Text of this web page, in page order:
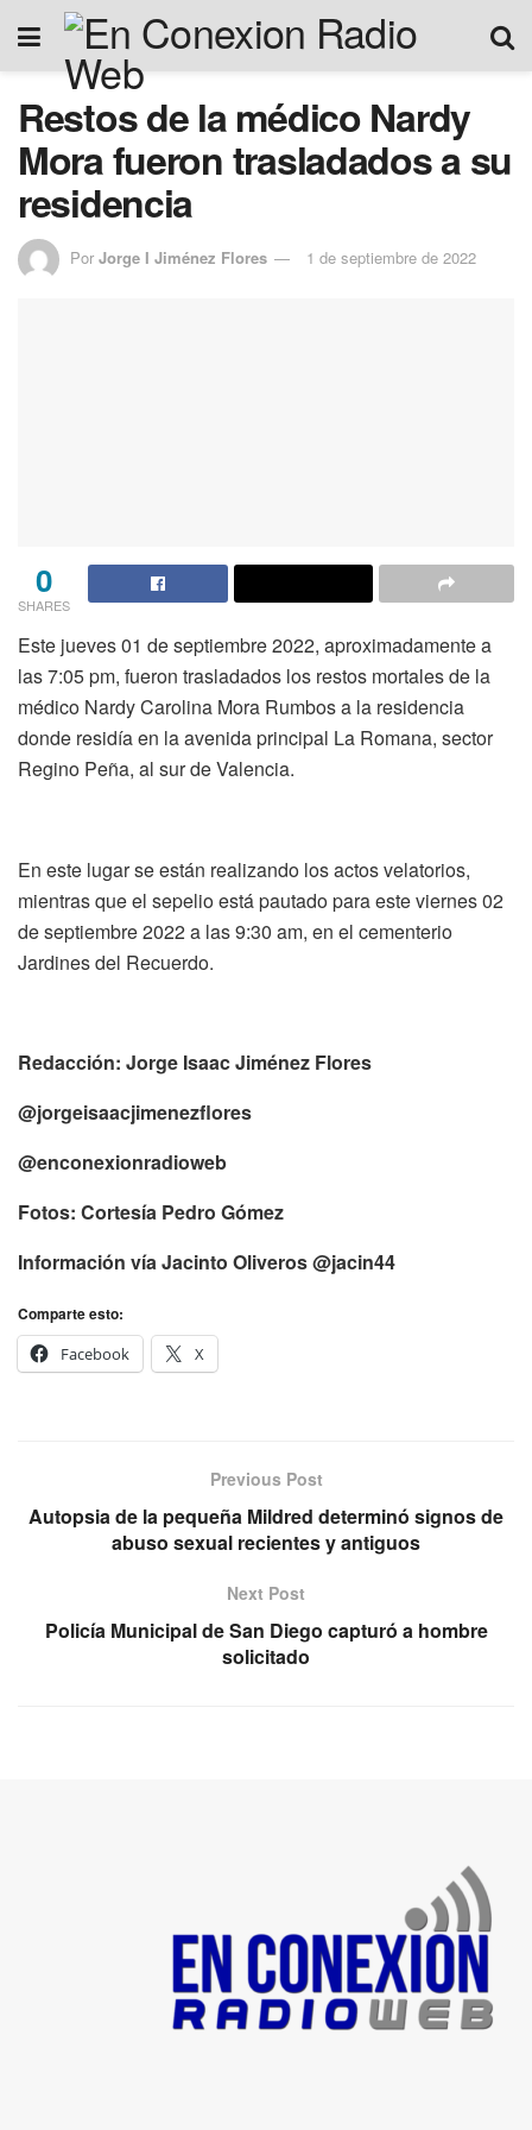
Restos de la médico Nardy
Mora fueron trasladados a su
residencia
Por Jorge I Jiménez Flores 1 de septiembre de 2022
0
SHARES
Este jueves 01 de septiembre 2022, aproximadamente a
las 7:05 pm, fueron trasladados los restos mortales de la
médico Nardy Carolina Mora Rumbos a la residencia
donde residía en la avenida principal La Romana, sector
Regino Peña, al sur de Valencia.
En este lugar se están realizando los actos velatorios,
mientras que el sepelio está pautado para este viernes 02
de septiembre 2022 a las 9:30 am, en el cementerio
Jardines del Recuerdo.
Redacción: Jorge Isaac Jiménez Flores
@jorgeisaacjimenezflores
@enconexionradioweb
Fotos: Cortesía Pedro Gómez
Información vía Jacinto Oliveros @jacin44
Comparte esto:
Facebook
X
Previous Post
Autopsia de la pequeña Mildred determinó signos de
abuso sexual recientes y antiguos
Next Post
Policía Municipal de San Diego capturó a hombre
solicitado